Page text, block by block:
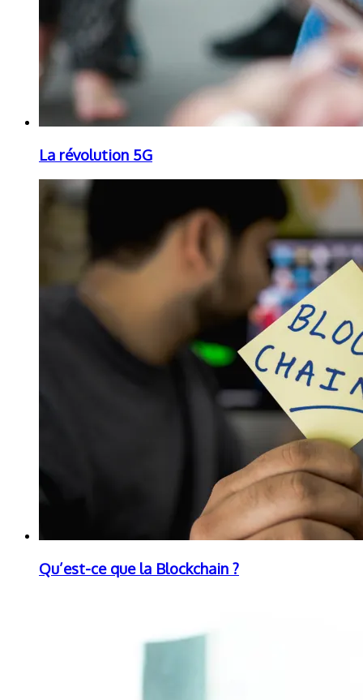
La révolution 5G
Qu’est-ce que la Blockchain ?